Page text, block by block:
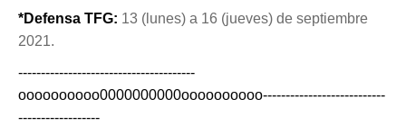
*Defensa TFG: 13 (lunes) a 16 (jueves) de septiembre
2021.
---------------------------------------
oooooooooo0000000000oooooooooo---------------------------
------------------